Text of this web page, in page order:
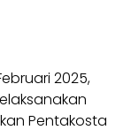
2025,
Pentakosta